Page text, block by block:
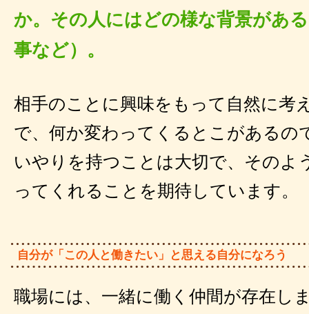
か。その人にはどの様な背景があ
事など）。
相手のことに興味をもって自然に考
で、何か変わってくるとこがあるの
いやりを持つことは大切で、そのよ
ってくれることを期待しています。
自分が「この人と働きたい」と思える自分になろう
職場には、一緒に働く仲間が存在し